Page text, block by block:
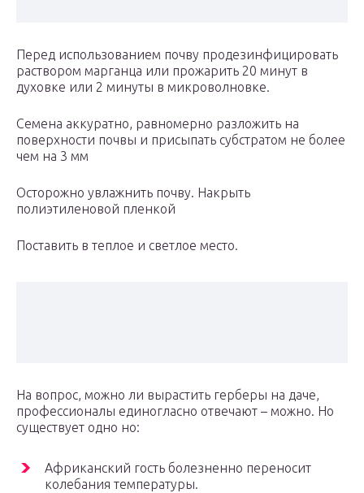
Перед использованием почву продезинфицировать
раствором марганца или прожарить 20 минут в
духовке или 2 минуты в микроволновке.
Семена аккуратно, равномерно разложить на
поверхности почвы и присыпать субстратом не более
чем на 3 мм
Осторожно увлажнить почву. Накрыть
полиэтиленовой пленкой
Поставить в теплое и светлое место.
На вопрос, можно ли вырастить герберы на даче,
профессионалы единогласно отвечают – можно. Но
существует одно но:
Африканский гость болезненно переносит
колебания температуры.